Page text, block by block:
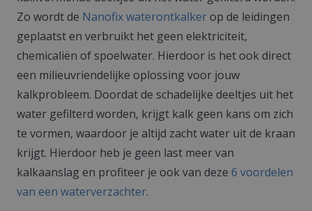
Zo wordt de Nanofix waterontkalkerop de leidingen
geplaatst en verbruikt het geen elektriciteit,
chemicaliën of spoelwater. Hierdoor is het ook direct
een milieuvriendelijke oplossing voor jouw
kalkprobleem. Doordat de schadelijke deeltjes uit het
water gefilterd worden, krijgt kalk geen kans om zich
te vormen, waardoor je altijd zacht water uit de kraan
krijgt. Hierdoor heb je geen last meer van
kalkaanslag en profiteer je ook van deze 6 voordelen
van een waterverzachter.